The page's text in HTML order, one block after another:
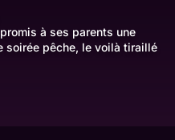
à ses parents une
soirée pêche, le voilà tiraillé